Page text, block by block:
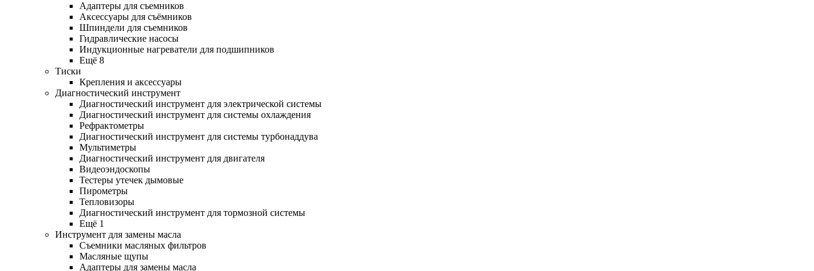
Адаптеры для съемников
Аксессуары для съёмников
Шпиндели для съемников
Гидравлические насосы
Индукционные нагреватели для подшипников
Ещё 8
Тиски
Крепления и аксессуары
Диагностический инструмент
Диагностический инструмент для электрической системы
Диагностический инструмент для системы охлаждения
Рефрактометры
Диагностический инструмент для системы турбонаддува
Мультиметры
Диагностический инструмент для двигателя
Видеоэндоскопы
Тестеры утечек дымовые
Пирометры
Тепловизоры
Диагностический инструмент для тормозной системы
Ещё 1
Инструмент для замены масла
Съемники масляных фильтров
Масляные щупы
Адаптеры для замены масла